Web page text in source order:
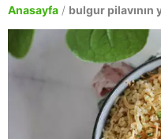
Anasayfa / bulgur pilavının